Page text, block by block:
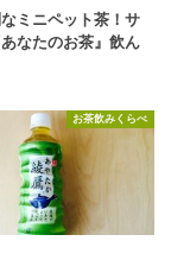
ミニペット茶！サ
なたのお茶』飲ん
お茶飲みくらべ